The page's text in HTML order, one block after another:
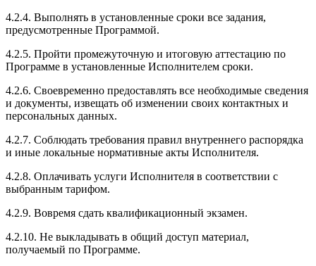
4.2.4. Выполнять в установленные сроки все задания,
предусмотренные Программой.
4.2.5. Пройти промежуточную и итоговую аттестацию по
Программе в установленные Исполнителем сроки.
4.2.6. Своевременно предоставлять все необходимые сведения
и документы, извещать об изменении своих контактных и
персональных данных.
4.2.7. Соблюдать требования правил внутреннего распорядка
и иные локальные нормативные акты Исполнителя.
4.2.8. Оплачивать услуги Исполнителя в соответствии с
выбранным тарифом.
4.2.9. Вовремя сдать квалификационный экзамен.
4.2.10. Не выкладывать в общий доступ материал,
получаемый по Программе.